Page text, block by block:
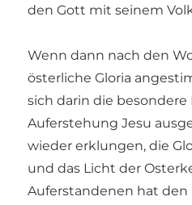
den Gott mit seinem
Wenn dann nach den
österliche Gloria
sich darin die besondere
Auferstehung Jesu
wieder erklungen, die
und das Licht der
Auferstandenen hat den